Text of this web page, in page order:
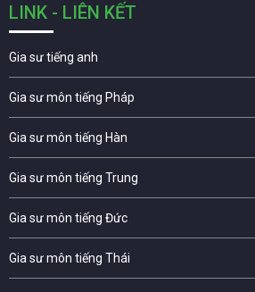
LINK - LIÊN KẾT
Gia sư tiếng anh
Gia sư môn tiếng Pháp
Gia sư môn tiếng Hàn
Gia sư môn tiếng Trung
Gia sư môn tiếng Đức
Gia sư môn tiếng Thái